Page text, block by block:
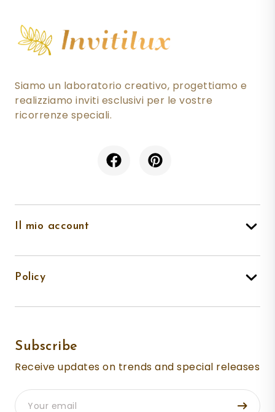
Siamo un laboratorio creativo, progettiamo e
realizziamo inviti esclusivi per le vostre
ricorrenze speciali.
Il mio account
Policy
Subscribe
Receive updates on trends and special releases